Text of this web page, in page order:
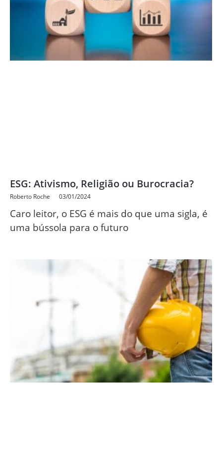
ESG: Ativismo, Religião ou Burocracia?
Roberto Roche 03/01/2024
Caro leitor, o ESG é mais do que uma sigla, é
uma bússola para o futuro